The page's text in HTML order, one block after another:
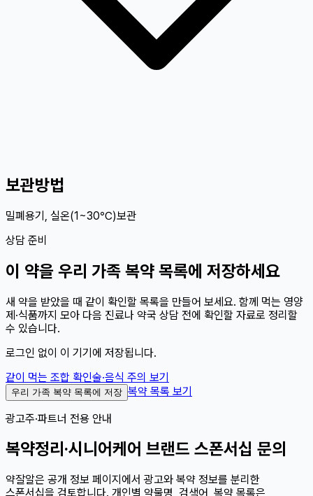
보관방법
밀폐용기, 실온(1~30℃)보관
상담 준비
이 약을 우리 가족 복약 목록에 저장하세요
새 약을 받았을 때 같이 확인할 목록을 만들어 보세요. 함께 먹는 영양
제·식품까지 모아 다음 진료나 약국 상담 전에 확인할 자료로 정리할
수 있습니다.
로그인 없이 이 기기에 저장됩니다.
같이 먹는 조합 확인술·음식 주의 보기
우리 가족 복약 목록에 저장 복약 목록 보기
광고주·파트너 전용 안내
복약정리·시니어케어 브랜드 스폰서십 문의
약잘알은 공개 정보 페이지에서 광고와 복약 정보를 분리한
스폰서십을 검토합니다. 개인별 약물명, 검색어, 복약 목록은